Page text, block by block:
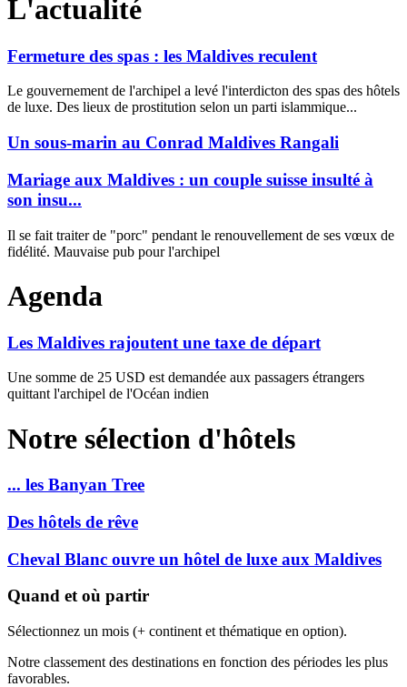
L'actualité
Fermeture des spas : les Maldives reculent
Le gouvernement de l'archipel a levé l'interdicton des spas des hôtels
de luxe. Des lieux de prostitution selon un parti islammique...
Un sous-marin au Conrad Maldives Rangali
Mariage aux Maldives : un couple suisse insulté à
son insu...
Il se fait traiter de "porc" pendant le renouvellement de ses vœux de
fidélité. Mauvaise pub pour l'archipel
Agenda
Les Maldives rajoutent une taxe de départ
Une somme de 25 USD est demandée aux passagers étrangers
quittant l'archipel de l'Océan indien
Notre sélection d'hôtels
... les Banyan Tree
Des hôtels de rêve
Cheval Blanc ouvre un hôtel de luxe aux Maldives
Quand et où partir
Sélectionnez un mois (+ continent et thématique en option).
Notre classement des destinations en fonction des périodes les plus
favorables.